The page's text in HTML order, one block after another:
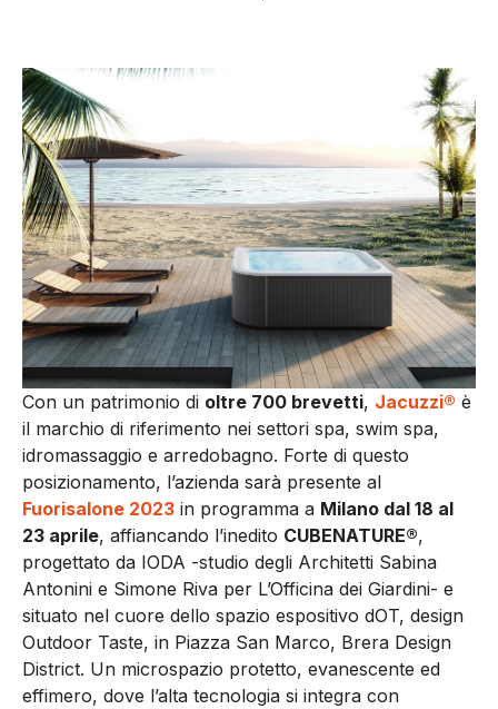
Con un patrimonio di oltre 700 brevetti, Jacuzzi® è
il marchio di riferimento nei settori spa, swim spa,
idromassaggio e arredobagno. Forte di questo
posizionamento, l’azienda sarà presente al
Fuorisalone 2023 in programma a Milano dal 18 al
23 aprile, affiancando l’inedito CUBENATURE®,
progettato da IODA -studio degli Architetti Sabina
Antonini e Simone Riva per L’Officina dei Giardini- e
situato nel cuore dello spazio espositivo dOT, design
Outdoor Taste, in Piazza San Marco, Brera Design
District. Un microspazio protetto, evanescente ed
effimero, dove l’alta tecnologia si integra con